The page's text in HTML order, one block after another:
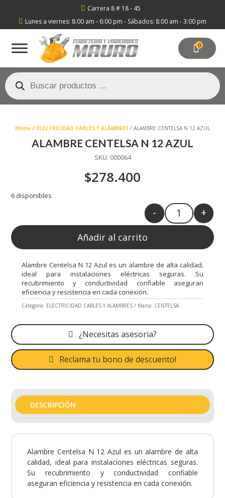
 Carrera 8 # 18 - 45
 Lunes a viernes: 8:00 am - 6:00 pm - Sábados: 8:00 am - 3:00 pm
0
Búsqueda
de
productos
Home / ELECTRICIDAD CABLES Y ALAMBRES / ALAMBRE CENTELSA N 12 AZUL
ALAMBRE CENTELSA N 12 AZUL
SKU: 000064
$278.400
6 disponibles
Quantity
- +
Añadir al carrito
Alambre Centelsa N 12 Azul es un alambre de alta calidad,
ideal para instalaciones eléctricas seguras. Su
recubrimiento y conductividad confiable aseguran
eficiencia y resistencia en cada conexión.
Categoría: ELECTRICIDAD CABLES Y ALAMBRES Marca: CENTELSA
¿Necesitas asesoria?
Reclama tu bono de descuento!
DESCRIPCIÓN
Alambre Centelsa N 12 Azul es un alambre de alta
calidad, ideal para instalaciones eléctricas seguras.
Su recubrimiento y conductividad confiable
aseguran eficiencia y resistencia en cada conexión.